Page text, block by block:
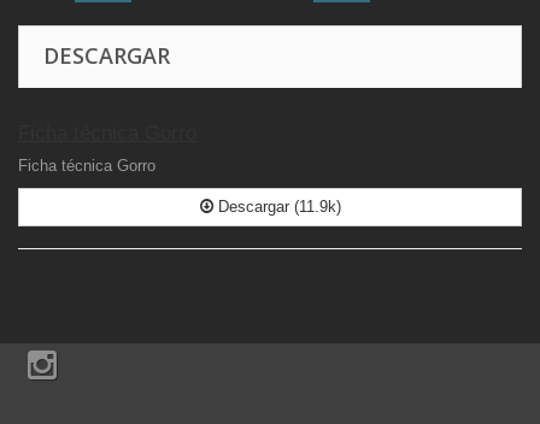
DESCARGAR
Ficha técnica Gorro
Descargar (11.9k)